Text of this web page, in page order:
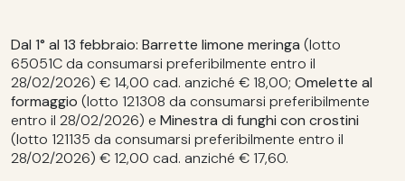
Dal 1° al 13 febbraio: Barrette limone meringa (lotto
65051C da consumarsi preferibilmente entro il
28/02/2026) € 14,00 cad. anziché € 18,00; Omelette al
formaggio (lotto 121308 da consumarsi preferibilmente
entro il 28/02/2026) e Minestra di funghi con crostini
(lotto 121135 da consumarsi preferibilmente entro il
28/02/2026) € 12,00 cad. anziché € 17,60.